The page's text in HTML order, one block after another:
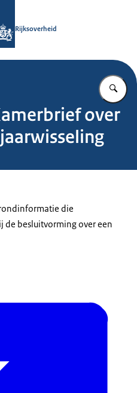
Rijksoverheid
over
die
de besluitvorming over een